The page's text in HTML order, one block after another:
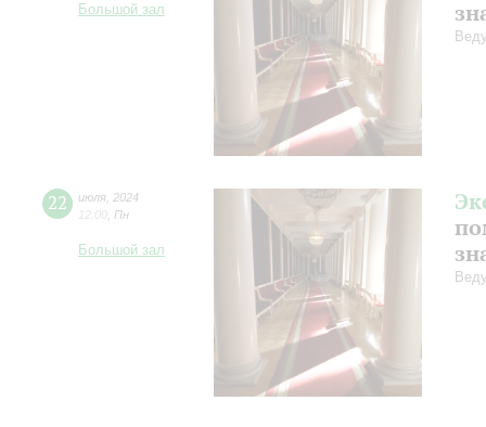
Большой зал
22 июля 2024
12:00 Пн
Большой зал